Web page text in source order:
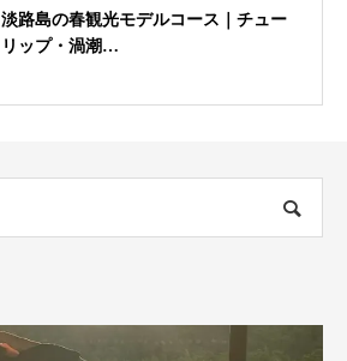
淡路島の春観光モデルコース｜チュー
リップ・渦潮…